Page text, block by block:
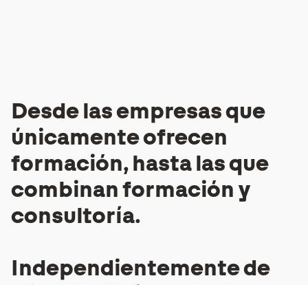
Desde las empresas que
únicamente ofrecen
formación, hasta las que
combinan formación y
consultoría.
Independientemente de